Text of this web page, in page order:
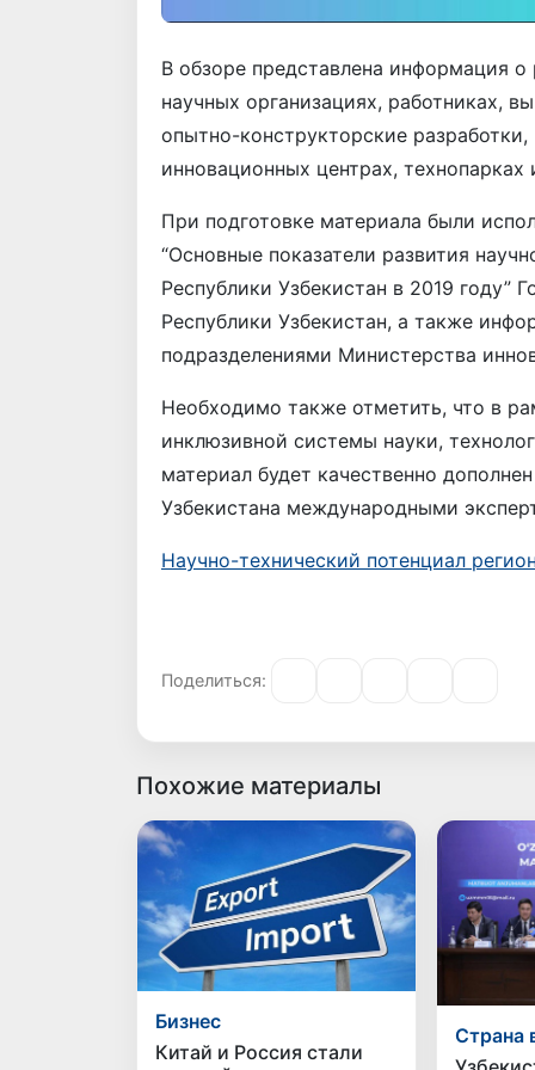
В обзоре представлена информация
научных организациях, работниках,
опытно-конструкторские
инновационных центрах,
При подготовке материала были
“Основные показатели развития
Республики Узбекистан в 2019 году”
Республики Узбекистан, а также
подразделениями Министерства
Необходимо также отметить, что в
инклюзивной системы науки,
материал будет качественно
Узбекистана международными
Научно-технический потенциал
Поделиться:
Похожие материалы
Бизнес
Китай и Россия стали
Страна